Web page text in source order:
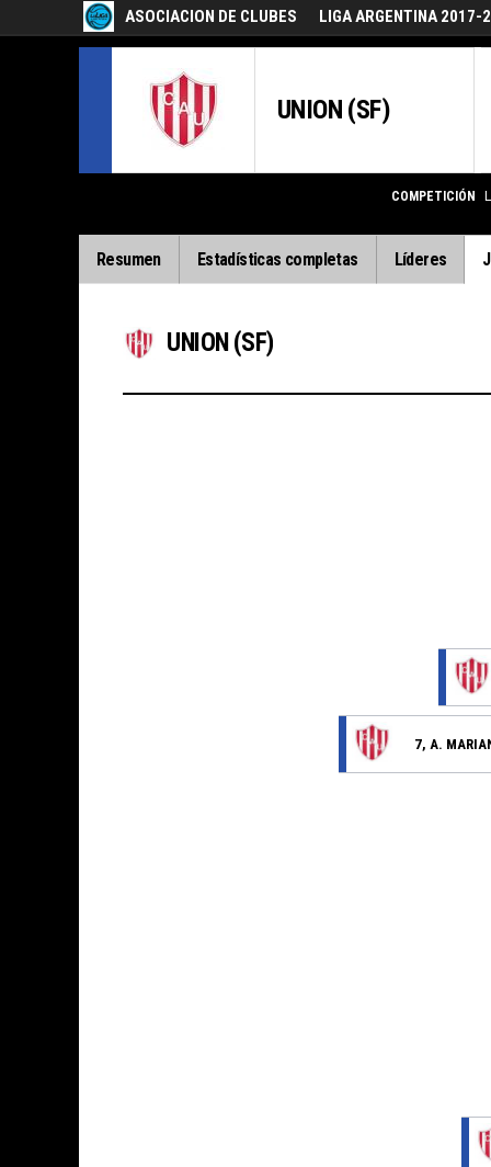
ASOCIACION DE CLUBES LIGA ARGENTINA 2017-
UNION (SF)
COMPETICIÓN
Resumen Estadísticas completas Líderes
UNION (SF)
7, A.